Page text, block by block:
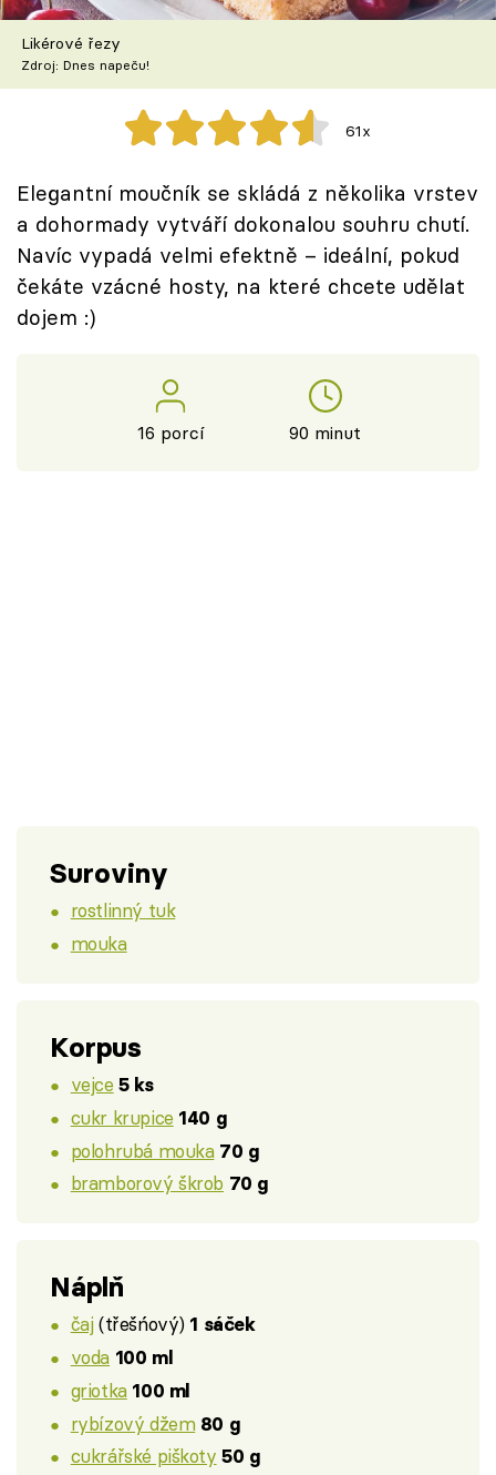
Škola vaření
Recepty z TV
Speciál: Cuketa
Těhotnej kuchař
Sledujte prima+
Přihlášení
Likérové řezy
Zdroj: Dnes napeču!
61x
Elegantní moučník se skládá z několika vrstev
a dohormady vytváří dokonalou souhru chutí.
Navíc vypadá velmi efektně – ideální, pokud
čekáte vzácné hosty, na které chcete udělat
dojem :)
16 porcí 90 minut
Suroviny
rostlinný tuk
mouka
Korpus
vejce 5 ks
cukr krupice 140 g
polohrubá mouka 70 g
bramborový škrob 70 g
Náplň
čaj(třešńový) 1 sáček
voda 100 ml
griotka 100 ml
rybízový džem 80 g
cukrářské piškoty 50 g